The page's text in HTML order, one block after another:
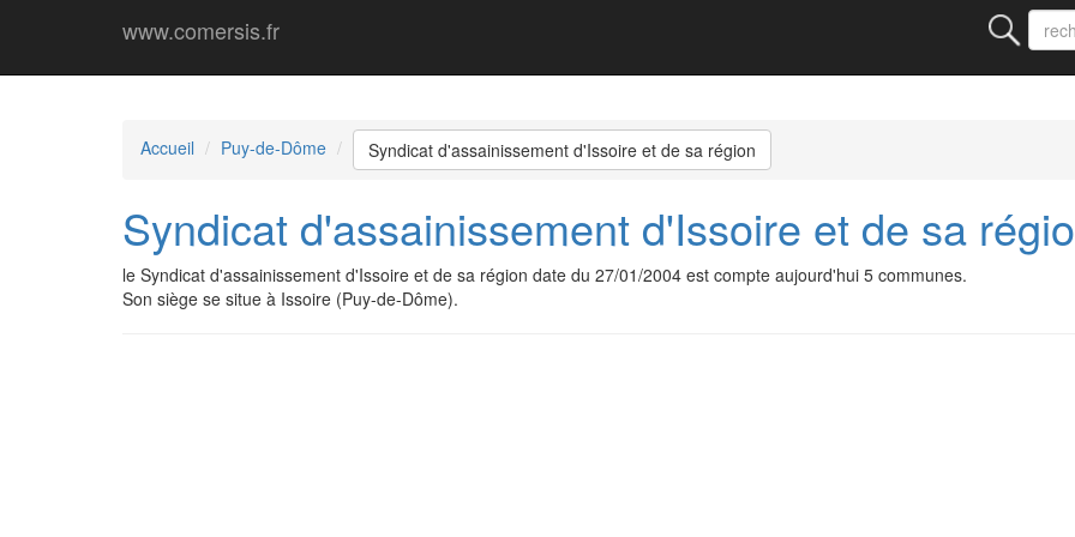
www.comersis.fr
Accueil Puy-de-Dôme Syndicat d'assainissement d'Issoire et de sa région
Syndicat d'assainissement d'Issoire et de sa
le Syndicat d'assainissement d'Issoire et de sa région date du 27/01/2004 est compte aujourd'hui 5 communes.
Son siège se situe à Issoire (Puy-de-Dôme).